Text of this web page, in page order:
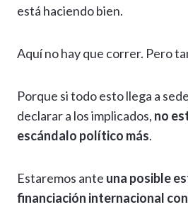
está haciendo bien.
Aquí no hay que correr. Pero
Porque si todo esto llega a
declarar a los implicados, no
escándalo político más.
Estaremos ante una posible
financiación internacional